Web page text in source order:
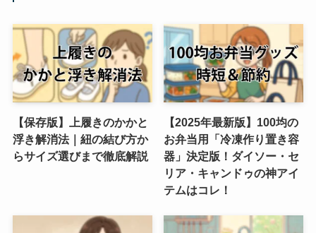
【保存版】上履きのかかと
浮き解消法｜紐の結び方か
らサイズ選びまで徹底解説
【2025年最新版】100均の
お弁当用「冷凍作り置き容
器」決定版！ダイソー・セ
リア・キャンドゥの神アイ
テムはコレ！